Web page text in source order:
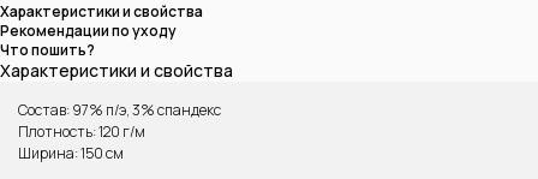
Характеристики и свойства
Рекомендации по уходу
Что пошить?
Характеристики и свойства
Состав: 97% п/э, 3% спандекс
Плотность: 120 г/м
Ширина: 150 см